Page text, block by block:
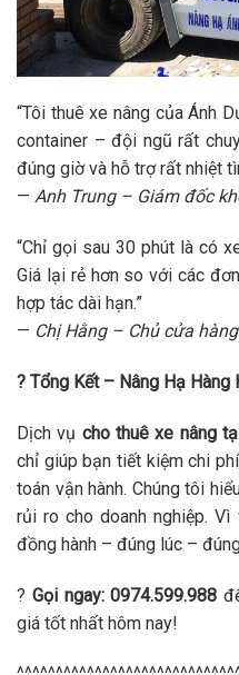
“Tôi thuê xe nâng của Ánh
container – đội ngũ rất
đúng giờ và hỗ trợ rất nhiệt
— Anh Trung – Giám đốc
“Chỉ gọi sau 30 phút là có
Giá lại rẻ hơn so với các
hợp tác dài hạn.”
— Chị Hằng – Chủ cửa
? Tổng Kết – Nâng Hạ Hàng
Dịch vụ cho thuê xe nâng
chỉ giúp bạn tiết kiệm chi
toán vận hành. Chúng tôi
rủi ro cho doanh nghiệp.
đồng hành – đúng lúc –
? Gọi ngay: 0974.599.988
giá tốt nhất hôm nay!